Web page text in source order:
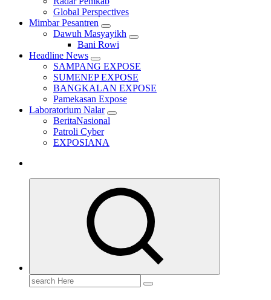
Global Perspectives
Mimbar Pesantren
Dawuh Masyayikh
Bani Rowi
Headline News
SAMPANG EXPOSE
SUMENEP EXPOSE
BANGKALAN EXPOSE
Pamekasan Expose
Laboratorium Nalar
BeritaNasional
Patroli Cyber
EXPOSIANA
Search
for: